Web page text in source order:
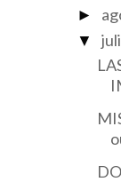
►
▼